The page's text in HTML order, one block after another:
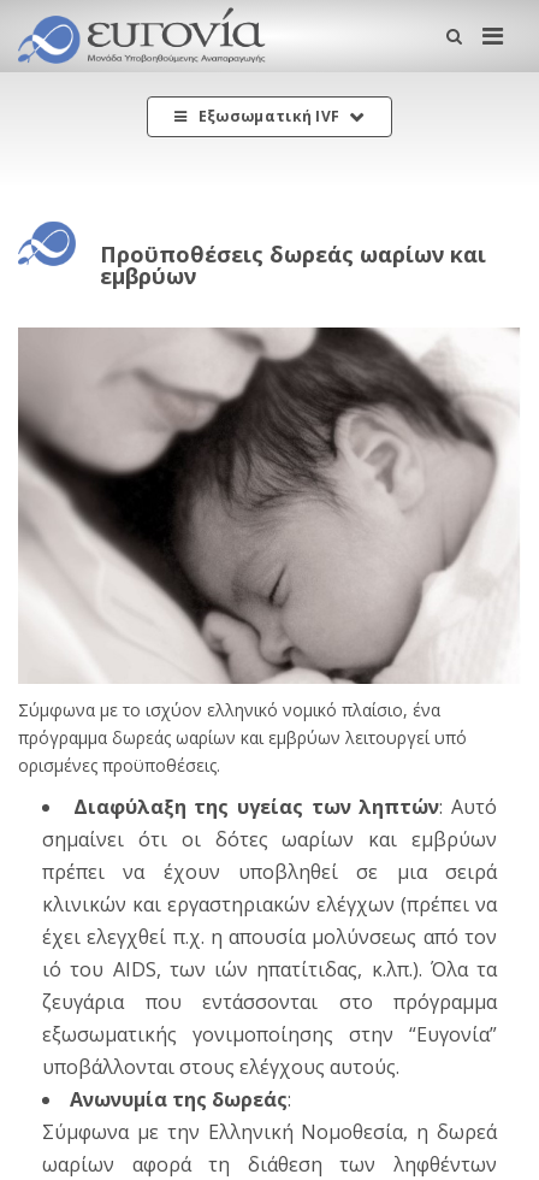
Εξωσωματική IVF
Προϋποθέσεις δωρεάς ωαρίων και
εμβρύων
Σύμφωνα με το ισχύον ελληνικό νομικό πλαίσιο, ένα
πρόγραμμα δωρεάς ωαρίων και εμβρύων λειτουργεί υπό
ορισμένες προϋποθέσεις.
Διαφύλαξη της υγείας των ληπτών: Αυτό
σημαίνει ότι οι δότες ωαρίων και εμβρύων
πρέπει να έχουν υποβληθεί σε μια σειρά
κλινικών και εργαστηριακών ελέγχων (πρέπει να
έχει ελεγχθεί π.χ. η απουσία μολύνσεως από τον
ιό του AIDS, των ιών ηπατίτιδας, κ.λπ.). Όλα τα
ζευγάρια που εντάσσονται στο πρόγραμμα
εξωσωματικής γονιμοποίησης στην “Ευγονία”
υποβάλλονται στους ελέγχους αυτούς.
Ανωνυμία της δωρεάς:
Σύμφωνα με την Ελληνική Νομοθεσία, η δωρεά
ωαρίων αφορά τη διάθεση των ληφθέντων